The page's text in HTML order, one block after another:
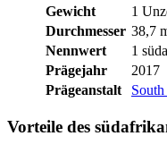
Gewicht
1
Durchmesser 38,7
Nennwert
1
Prägejahr
2017
Prägeanstalt
Vorteile des